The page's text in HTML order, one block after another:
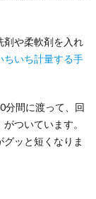
剤や柔軟剤を入れ
ちいち計量する手
分間に渡って、回
がついています。
ッと短くなりま